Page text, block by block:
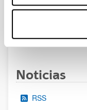
al 30/07/2026
1
Noticias
RSS